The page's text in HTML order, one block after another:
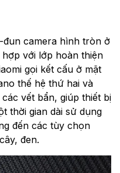
đun camera hình tròn ở
với lớp hoàn thiện
gọi kết cấu ở mặt
thế hệ thứ hai và
vết bẩn, giúp thiết bị
thời gian dài sử dụng
đến các tùy chọn
đen.